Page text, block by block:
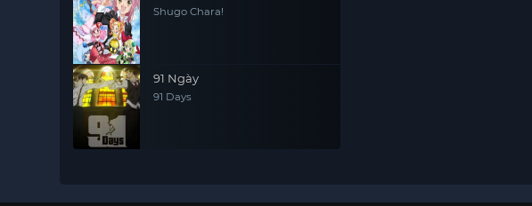
Shugo Chara!
91 Ngày
91 Days